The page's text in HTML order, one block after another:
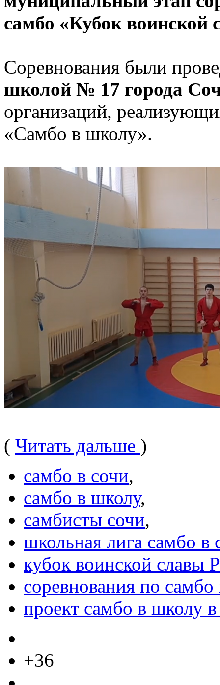
самбо «Кубок воинской
Соревнования были
школой № 17 города
организаций,
«Самбо в школу».
( Читать дальше )
самбо в сочи,
самбо в школу,
самбисты сочи,
школьная лига самбо в
кубок воинской славы
соревнования по
проект самбо в школу
+36